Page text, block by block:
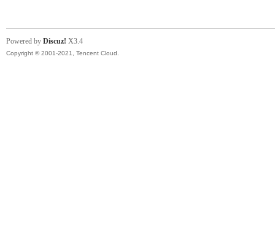
Powered by Discuz! X3.4
Copyright © 2001-2021, Tencent Cloud.